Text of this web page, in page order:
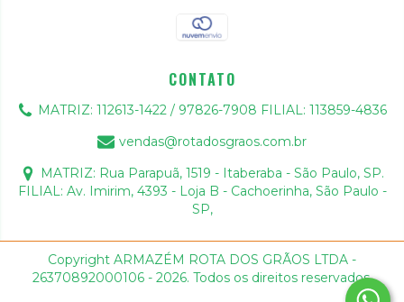
CONTATO
MATRIZ: 112613-1422 / 97826-7908 FILIAL: 113859-4836
vendas@rotadosgraos.com.br
MATRIZ: Rua Parapuã, 1519 - Itaberaba - São Paulo, SP.
FILIAL: Av. Imirim, 4393 - Loja B - Cachoerinha, São Paulo -
SP,
Copyright ARMAZÉM ROTA DOS GRÃOS LTDA -
26370892000106 - 2026. Todos os direitos reservados.